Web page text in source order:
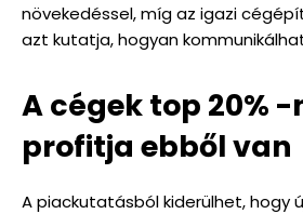
növekedéssel, míg az igazi
azt kutatja, hogyan
A cégek top 20%
profitja ebből van
A piackutatásból kiderülhet, hogy